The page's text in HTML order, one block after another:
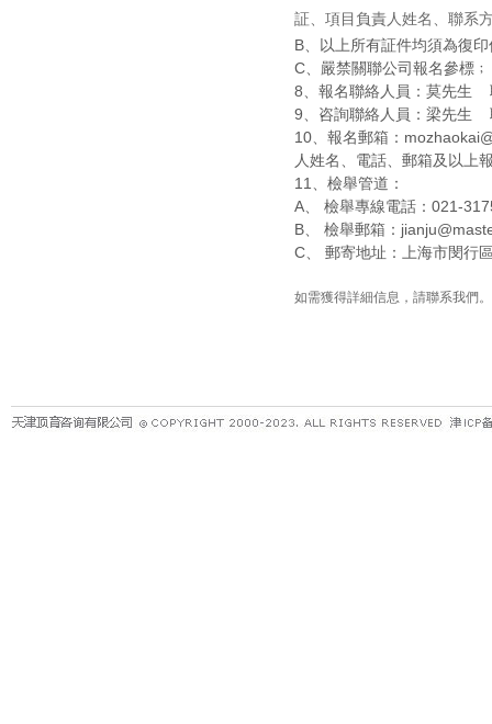
証、項目負責人姓名、聯系
B 、以上所有証件均須為復
C 、嚴禁關聯公司報名參標﹔
8、報名聯絡人員：莫先生
9、咨詢聯絡人員：梁先生
10、報名郵箱：
人姓名、電話、郵箱及以上
11、檢舉管道：
A、 檢舉專線電話：021-
B、 檢舉郵箱：
C、 郵寄地址：上海市閔行
如需獲得詳細信息，請聯系我們。